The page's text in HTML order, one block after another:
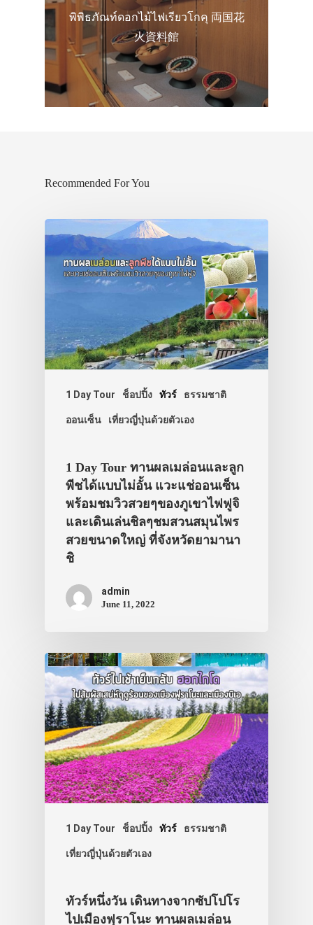
พิพิธภัณท์ดอกไม้ไฟเรียวโกคุ 両国花
火資料館
Recommended For You
1 Day Tour ช็อปปิ้ง ทัวร์ ธรรมชาติ
ออนเซ็น เที่ยวญี่ปุ่นด้วยตัวเอง
1 Day Tour ทานผลเมล่อนและลูก
พีชได้แบบไม่อั้น แวะแช่ออนเซ็น
พร้อมชมวิวสวยๆของภูเขาไฟฟูจิ
และเดินเล่นชิลๆชมสวนสมุนไพร
สวยขนาดใหญ่ ที่จังหวัดยามานา
ชิ
admin
June 11, 2022
1 Day Tour ช็อปปิ้ง ทัวร์ ธรรมชาติ
เที่ยวญี่ปุ่นด้วยตัวเอง
ทัวร์หนึ่งวัน เดินทางจากซัปโปโร
ไปเมืองฟุราโนะ ทานผลเมล่อน